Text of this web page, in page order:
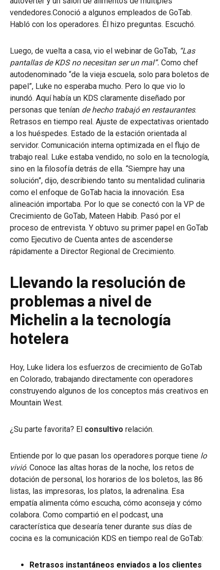
vendedores.Conoció a algunos empleados de GoTab.
Habló con los operadores. Él hizo preguntas. Escuchó.
Luego, de vuelta a casa, vio el webinar de GoTab, “Las
pantallas de KDS no necesitan ser un mal”. Como chef
autodenominado “de la vieja escuela, solo para boletos de
papel”, Luke no esperaba mucho. Pero lo que vio lo
inundó. Aquí había un KDS claramente diseñado por
personas que tenían de hecho trabajó en restaurantes.
Retrasos en tiempo real. Ajuste de expectativas orientado
a los huéspedes. Estado de la estación orientada al
servidor. Comunicación interna optimizada en el flujo de
trabajo real. Luke estaba vendido, no solo en la tecnología,
sino en la filosofía detrás de ella. “Siempre hay una
solución”, dijo, describiendo tanto su mentalidad culinaria
como el enfoque de GoTab hacia la innovación. Esa
alineación importaba. Por lo que se conectó con la VP de
Crecimiento de GoTab, Mateen Habib. Pasó por el
proceso de entrevista. Y obtuvo su primer papel en GoTab
como Ejecutivo de Cuenta antes de ascenderse
rápidamente a Director Regional de Crecimiento.
Llevando la resolución de
problemas a nivel de
Michelin a la tecnología
hotelera
Hoy, Luke lidera los esfuerzos de crecimiento de GoTab
en Colorado, trabajando directamente con operadores
construyendo algunos de los conceptos más creativos en
Mountain West.
¿Su parte favorita? El consultivo relación.
Entiende por lo que pasan los operadores porque tiene lo
vivió. Conoce las altas horas de la noche, los retos de
dotación de personal, los horarios de los boletos, las 86
listas, las impresoras, los platos, la adrenalina. Esa
empatía alimenta cómo escucha, cómo aconseja y cómo
colabora. Como compartió en el podcast, una
característica que desearía tener durante sus días de
cocina es la comunicación KDS en tiempo real de GoTab:
Retrasos instantáneos enviados a los clientes